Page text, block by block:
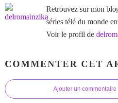
Retrouvez sur mon
séries télé du monde
Voir le profil de
COMMENTER CET
Ajouter un commentaire